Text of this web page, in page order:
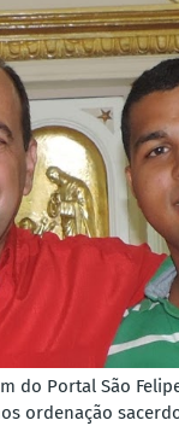
do Portal São
ordenação